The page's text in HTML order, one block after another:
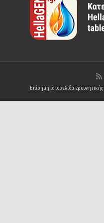
Επίσημη ιστοσελίδα